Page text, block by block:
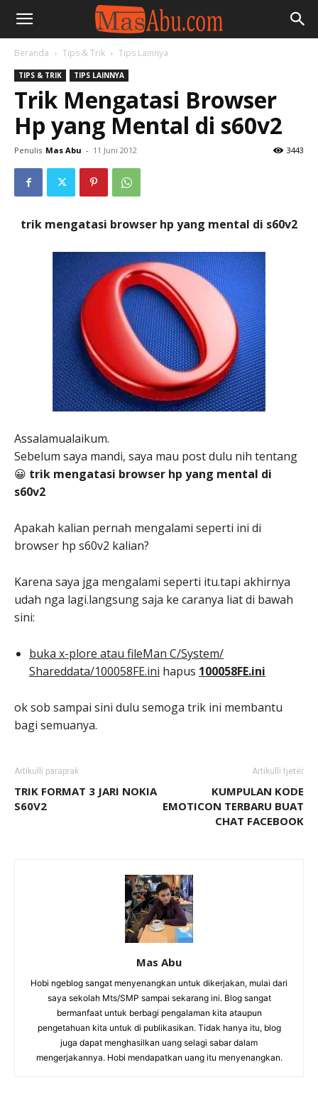
Beranda Tips & Trik Tips Lainnya
TIPS & TRIK TIPS LAINNYA
Trik Mengatasi Browser
Hp yang Mental di s60v2
Penulis Mas Abu - 11 Juni 2012 3443
trik mengatasi browser hp yang mental di s60v2
Assalamualaikum.
Sebelum saya mandi, saya mau post dulu nih tentang
😀 trik mengatasi browser hp yang mental di
s60v2
Apakah kalian pernah mengalami seperti ini di
browser hp s60v2 kalian?
Karena saya jga mengalami seperti itu.tapi akhirnya
udah nga lagi.langsung saja ke caranya liat di bawah
sini:
buka x-plore atau fileMan C/System/
Shareddata/100058FE.ini hapus 100058FE.ini
ok sob sampai sini dulu semoga trik ini membantu
bagi semuanya.
Artikulli paraprak
TRIK FORMAT 3 JARI NOKIA
S60V2
Artikulli tjetër
KUMPULAN KODE
EMOTICON TERBARU BUAT
CHAT FACEBOOK
Mas Abu
Hobi ngeblog sangat menyenangkan untuk dikerjakan, mulai dari
saya sekolah Mts/SMP sampai sekarang ini. Blog sangat
bermanfaat untuk berbagi pengalaman kita ataupun
pengetahuan kita untuk di publikasikan. Tidak hanya itu, blog
juga dapat menghasilkan uang selagi sabar dalam
mengerjakannya. Hobi mendapatkan uang itu menyenangkan.